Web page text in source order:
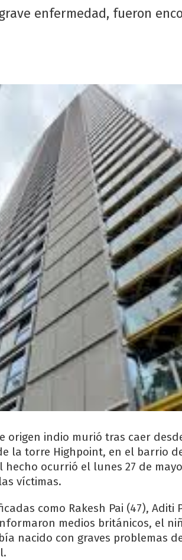
enfermedad, fueron
origen indio murió tras caer
la torre Highpoint, en el barrio
hecho ocurrió el lunes 27 de
víctimas.
como Rakesh Pai (47), Aditi
medios británicos, el
nacido con graves problemas